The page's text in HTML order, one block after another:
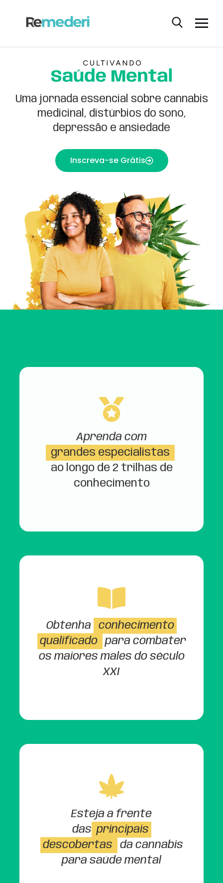
Uma jornada essencial sobre cannabis
medicinal, distúrbios do sono,
depressão e ansiedade
Inscreva-se Grátis
Aprenda com
grandes especialistas
ao longo de 2 trilhas de
conhecimento
Obtenha
conhecimento
qualificado
para combater
os maiores males do século
XXI
Esteja a frente
das principais
descobertas
da cannabis
para saúde mental